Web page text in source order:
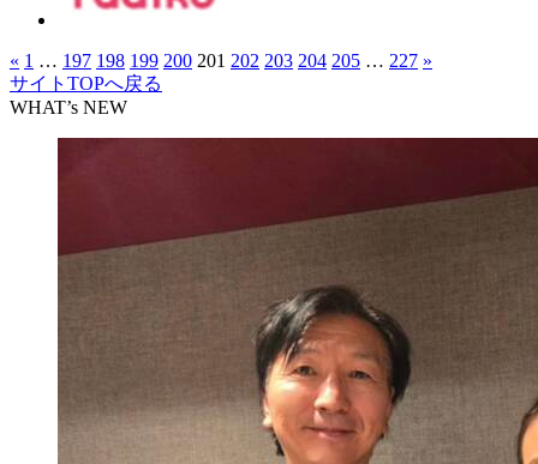
« 1 … 197 198 199 200 201 202 203 204 205 … 227 »
サイトTOPへ戻る
WHAT’s NEW